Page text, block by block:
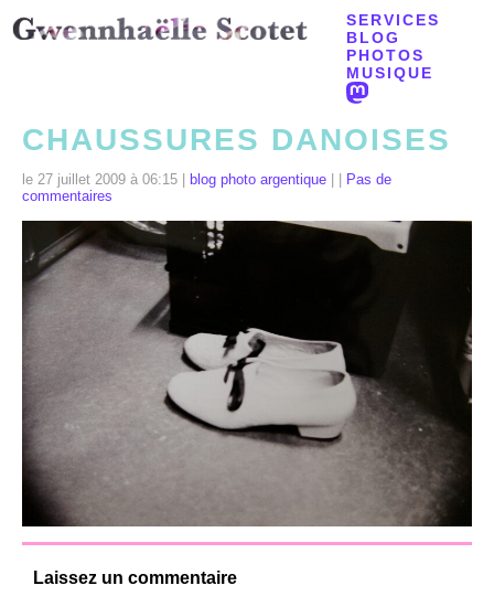
SERVICES
BLOG
PHOTOS
MUSIQUE
CHAUSSURES DANOISES
le 27 juillet 2009 à 06:15 | blog photo argentique
Pas de
commentaires
Laissez un commentaire